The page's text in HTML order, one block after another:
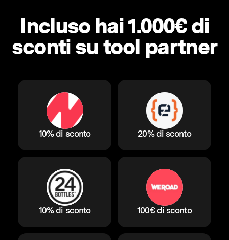
Incluso hai 1.000€ di
sconti su tool partner
10% di sconto 20% di sconto
10% di sconto 100€ di sconto